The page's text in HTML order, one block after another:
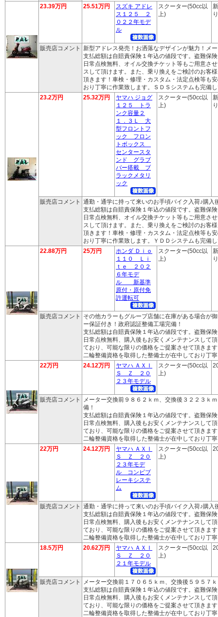
23.39万円
25.51万円
スズキ アドレ
ス１２５ ２
０２２年モデ
ル
スクーター(50cc以
上)
販売店コメント 新型アドレス発売！お洒落なデザインが魅力！メ
支払総額は自賠責保険１年込の値段です。盗難保
日常点検無料、オイル交換チケット等もご用意さ
スして頂けます。また、乗り換えをご検討のお客
頂きます！車検・修理・カスタム・法定点検等も
おり丁寧に作業致します。ＳＤＳシステムも完備
23.2万円
25.32万円
ヤマハ ジョグ
１２５ トラ
ンク容量２
１．３Ｌ 大
型フロントフ
ック フロン
トボックス
センタースタ
ンド グラブ
バー搭載 ブ
ラックメタリ
ック
スクーター(50cc以
上)
販売店コメント 通勤・通学に持って来いのお手頃バイク入荷♪購
支払総額は自賠責保険１年込の値段です。盗難保
日常点検無料、オイル交換チケット等もご用意さ
スして頂けます。また、乗り換えをご検討のお客
頂きます！車検・修理・カスタム・法定点検等も
おり丁寧に作業致します。ＹＤＤシステムも完備
22.88万円
25万円
ホンダ Ｄｉｏ
１１０ Ｌｉ
ｔｅ ２０２
６年モデ
ル 新基準
原付・原付免
許運転可
スクーター(50cc以
上)
販売店コメント
その他カラーもグループ店舗に在庫がある場合が
ー保証付き！政府認証整備工場完備！
支払総額は自賠責保険１年込の値段です。盗難保
日常点検無料、購入後もお安くメンテナンスして
ており、可能な限りの価格をご提案させて頂きま
二輪整備資格を取得した整備士が在中しており丁
22万円
24.12万円
ヤマハ ＡＸＩ
Ｓ Ｚ ２０
２３年モデル
スクーター(50cc以
上)
販売店コメント
メーター交換前９８６２ｋｍ、交換後３２２３ｋ
備！
支払総額は自賠責保険１年込の値段です。盗難保
日常点検無料、購入後もお安くメンテナンスして
ており、可能な限りの価格をご提案させて頂きま
二輪整備資格を取得した整備士が在中しており丁
22万円
24.12万円
ヤマハ ＡＸＩ
Ｓ Ｚ ２０
２３年モデ
ル コンビブ
レーキシステ
ム
スクーター(50cc以
上)
販売店コメント 通勤・通学に持って来いのお手頃バイク入荷♪購
支払総額は自賠責保険１年込の値段です。盗難保
日常点検無料、購入後もお安くメンテナンスして
ており、可能な限りの価格をご提案させて頂きま
二輪整備資格を取得した整備士が在中しており丁
18.5万円
20.62万円
ヤマハ ＡＸＩ
Ｓ Ｚ ２０
２１年モデル
スクーター(50cc以
上)
販売店コメント
メーター交換前１７０６５ｋｍ、交換後５９５７
支払総額は自賠責保険１年込の値段です。盗難保
日常点検無料、購入後もお安くメンテナンスして
ており、可能な限りの価格をご提案させて頂きま
二輪整備資格を取得した整備士が在中しており丁